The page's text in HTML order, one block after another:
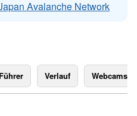
Avalanche Network
Verlauf Webcams